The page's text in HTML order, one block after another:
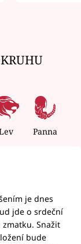
Panna
je dnes
jde o srdeční
Snažit
bude